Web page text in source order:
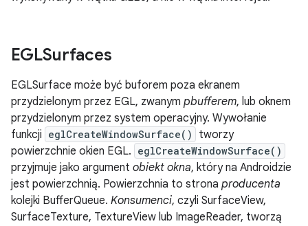
EGLSurfaces
EGLSurface może być buforem poza ekranem
przydzielonym przez EGL, zwanym pbufferem, lub oknem
przydzielonym przez system operacyjny. Wywołanie
funkcji eglCreateWindowSurface()
tworzy
powierzchnie okien EGL. eglCreateWindowSurface()
przyjmuje jako argument obiekt okna, który na Androidzie
jest powierzchnią. Powierzchnia to strona producenta
kolejki BufferQueue. Konsumenci, czyli SurfaceView,
SurfaceTexture, TextureView lub ImageReader, tworzą